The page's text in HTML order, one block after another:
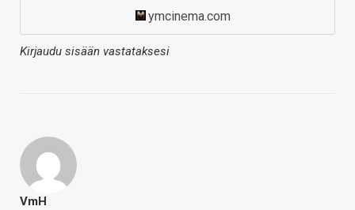
ymcinema.com
Kirjaudu sisään vastataksesi
VmH